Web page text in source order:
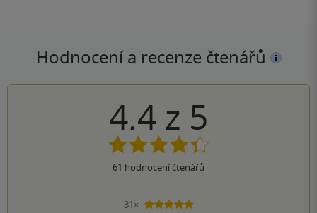
Hodnocení a recenze čtenářů
4.4 z 5
61 hodnocení čtenářů
31×
5 hvězdiček